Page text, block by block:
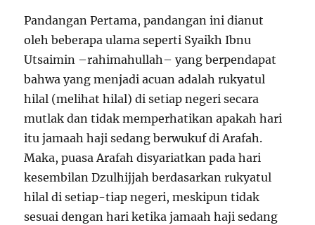
Pandangan Pertama, pandangan ini dianut
oleh beberapa ulama seperti Syaikh Ibnu
Utsaimin –rahimahullah– yang berpendapat
bahwa yang menjadi acuan adalah rukyatul
hilal (melihat hilal) di setiap negeri secara
mutlak dan tidak memperhatikan apakah hari
itu jamaah haji sedang berwukuf di Arafah.
Maka, puasa Arafah disyariatkan pada hari
kesembilan Dzulhijjah berdasarkan rukyatul
hilal di setiap-tiap negeri, meskipun tidak
sesuai dengan hari ketika jamaah haji sedang